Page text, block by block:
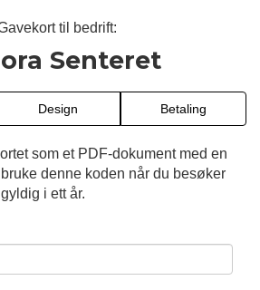
til bedrift:
Senteret
Design Betaling
som et PDF-dokument med en
denne koden når du besøker
i ett år.